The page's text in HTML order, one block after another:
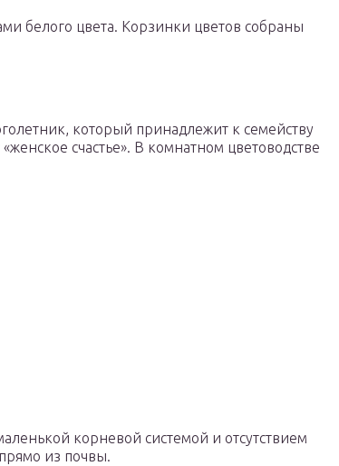
белого цвета. Корзинки цветов собраны
который принадлежит к семейству
счастье». В комнатном цветоводстве
корневой системой и отсутствием
из почвы.